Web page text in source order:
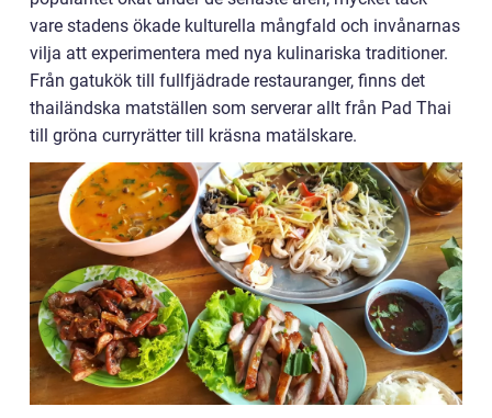
vare stadens ökade kulturella mångfald och invånarnas
vilja att experimentera med nya kulinariska traditioner.
Från gatukök till fullfjädrade restauranger, finns det
thailändska matställen som serverar allt från Pad Thai
till gröna curryrätter till kräsna matälskare.